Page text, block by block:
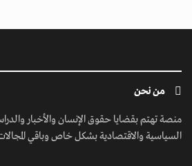
من نحن
منصة تهتم بقضايا حقوق الإنسان والأخبار
السياسية والاقتصادية بشكل خاص وباقي